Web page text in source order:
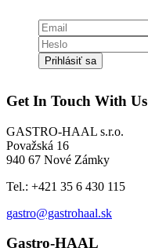
Prihlásiť sa
Get In Touch With Us
GASTRO-HAAL s.r.o.
Považská 16
940 67 Nové Zámky
Tel.: +421 35 6 430 115
gastro@gastrohaal.sk
Gastro-HAAL